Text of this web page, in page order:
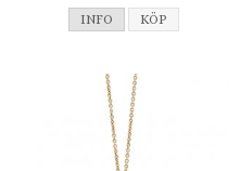
INFO KÖP